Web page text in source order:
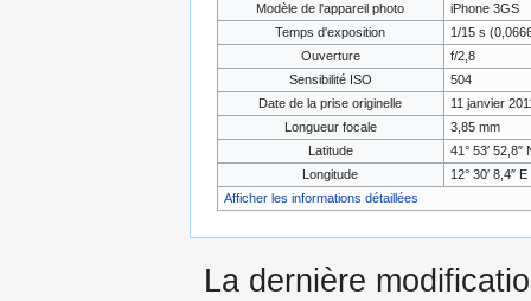
Modèle de l'appareil photo
iPhone 3GS
Temps d'exposition
1/15 s
Ouverture
f/2,8
Sensibilité ISO
504
Date de la prise originelle
11 janvier
Longueur focale
3,85 mm
Latitude
41° 53′ 52,8″
Longitude
12° 30′ 8,4″ E
Afficher les informations détaillées
La dernière